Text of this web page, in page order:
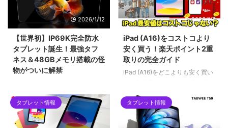
プレイ、100W急速充電など、コ
ンパクトな筐体に詰め込まれた驚
異的なスペックについて解説して
います。ハイエンドな小型タブレ
ットを求めるユーザーにとって、
2026年現在の最有力候補となる1
台です。
騒動を時系列で解説します。迅速
な対応で評価を上げたメーカー
は？手元の「Alldocube iPlay 60
mini pro」を例に、画像付きで対
策アップデートの手順も詳しくご
紹介します。
2026/1/12
【世界初】IP69K完全防水
タブレット誕生！最強タフ
ネス＆48GBメモリ搭載の怪
物がついに解禁
IP69K完全防水タブレット
「Blackview MEGA 12」。12.2
インチ2.4K液晶、Dimensity
7200、最大48GBメモリ搭載の
2026/1/7
iPad (A16)をコストコより
安く買う！楽天ポイント2重
取りの完全ガイド
iPad (A16)をどこよりも安く買い
ント2重取りルート」を徹底解説
します。SPU（ポイントアップ）
やお買い物マラソンをフル活用し
タブレット情報 タブレット情報